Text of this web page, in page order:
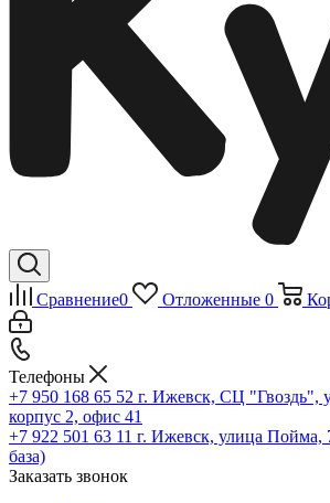
Сравнение0 Отложенные 0
Телефоны
+7 950 168 65 52 г. Ижевск, СЦ "Гвоздь",
корпус 2, офис 41
+7 922 501 63 11 г. Ижевск, улица Пойма,
база)
Заказать звонок